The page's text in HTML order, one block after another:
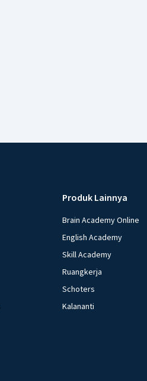
Produk Lainnya
Brain Academy Online
English Academy
Skill Academy
Ruangkerja
Schoters
Kalananti